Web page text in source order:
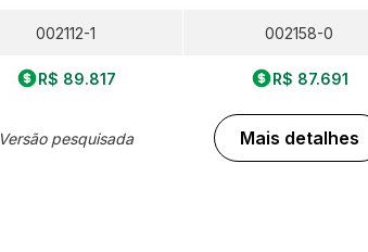
002112-1
R$ 89.817
Versão pesquisada
002158-0
R$ 87.691
Mais detalhes